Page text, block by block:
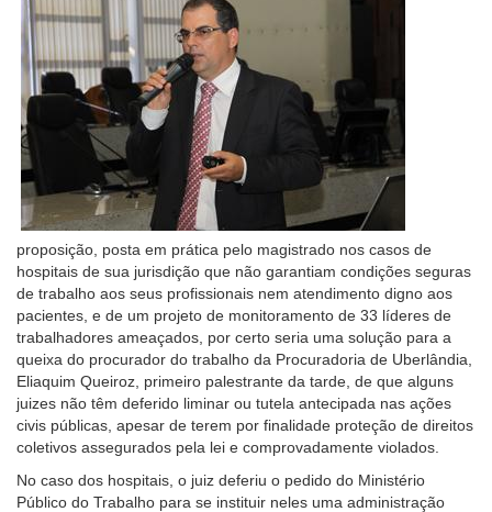
para
pessoas
com
baixa
visão.
proposição, posta em prática pelo magistrado nos casos de
hospitais de sua jurisdição que não garantiam condições seguras
de trabalho aos seus profissionais nem atendimento digno aos
pacientes, e de um projeto de monitoramento de 33 líderes de
trabalhadores ameaçados, por certo seria uma solução para a
queixa do procurador do trabalho da Procuradoria de Uberlândia,
Eliaquim Queiroz, primeiro palestrante da tarde, de que alguns
juizes não têm deferido liminar ou tutela antecipada nas ações
civis públicas, apesar de terem por finalidade proteção de direitos
coletivos assegurados pela lei e comprovadamente violados.
No caso dos hospitais, o juiz deferiu o pedido do Ministério
Público do Trabalho para se instituir neles uma administração